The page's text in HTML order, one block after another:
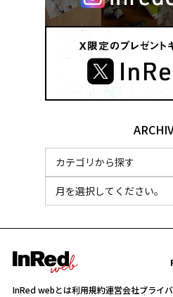
InRed webとは利用規約運営会社プライ